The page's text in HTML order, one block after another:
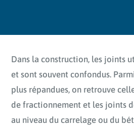
Dans la construction, les joints
et sont souvent confondus.
plus répandues, on retrouve
de fractionnement et les joints
au niveau du carrelage ou du